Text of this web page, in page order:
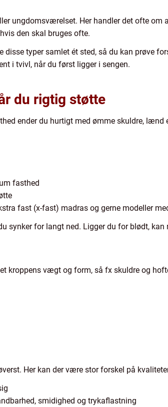
ungdomsværelset. Her handler det ofte om
den skal bruges ofte.
typer samlet ét sted, så du kan prøve
i tvivl, når du først ligger i sengen.
du rigtig støtte
ender du hurtigt med ømme skuldre, lænd
fasthed
fast (x-fast) madras og gerne modeller
synker for langt ned. Ligger du for blødt,
kroppens vægt og form, så fx skuldre og
Her kan der være stor forskel på
smidighed og trykaflastning